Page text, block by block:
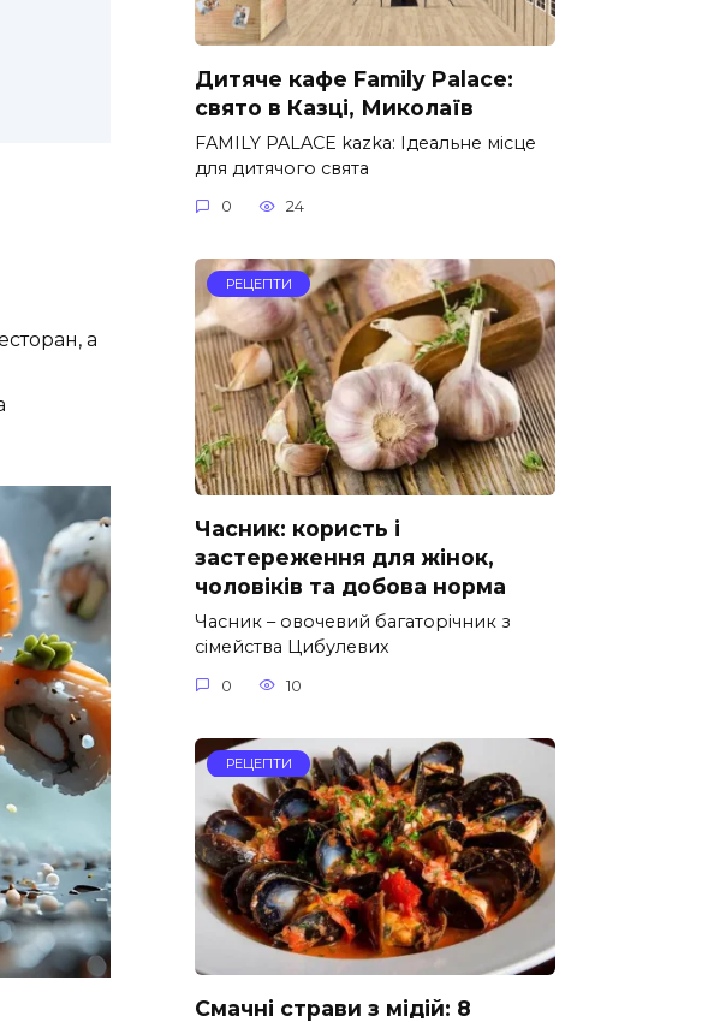
а
Дитяче кафе Family Palace:
свято в Казці, Миколаїв
FAMILY PALACE kazka: Ідеальне місце
для дитячого свята
0 24
РЕЦЕПТИ
Часник: користь і
застереження для жінок,
чоловіків та добова норма
Часник – овочевий багаторічник з
сімейства Цибулевих
0 10
РЕЦЕПТИ
Смачні страви з мідій: 8